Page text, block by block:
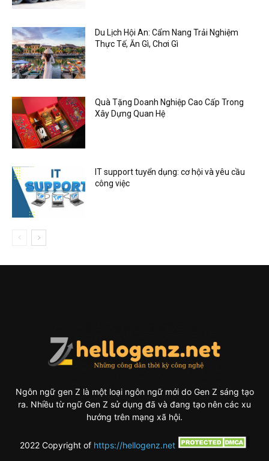
Du Lịch Hội An: Cẩm Nang Trải Nghiệm
Thực Tế, Ăn Gì, Chơi Gì
Quà Tặng Doanh Nghiệp Cao Cấp Trong
Xây Dựng Quan Hệ
IT support tuyển dụng: cơ hội và yêu cầu
công việc
Ngôn ngữ gen Z là một loại ngôn ngữ mới do Gen Z sáng tạo
ra. Nhiều từ ngữ Gen Z sử dụng đã và đang tạo nên các xu
hướng trên mạng xã hội.
2022 Copyright of https://hellogenz.net